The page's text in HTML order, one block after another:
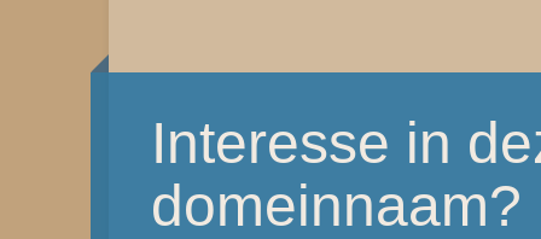
Interesse in
domeinnaam?